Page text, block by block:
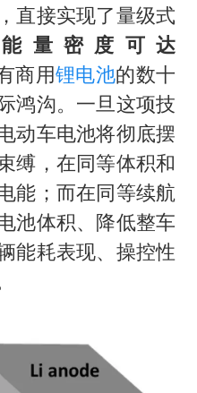
直接实现了量级式
量密度可达
商用锂电池的数十
鸿沟。一旦这项技
动车电池将彻底摆
缚，在同等体积和
能；而在同等续航
池体积、降低整车
能耗表现、操控性